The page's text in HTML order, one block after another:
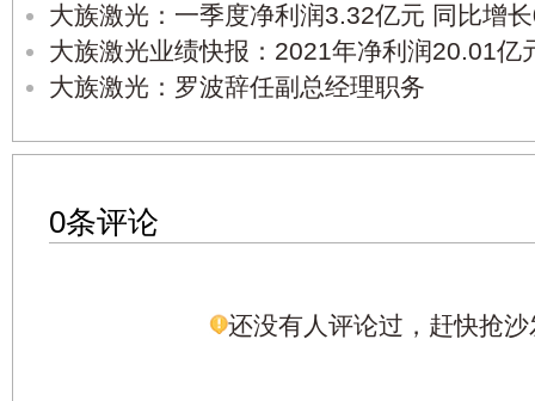
大族激光：一季度净利润3.32亿元 同比增
大族激光业绩快报：2021年净利润20.01亿
大族激光：罗波辞任副总经理职务
0条评论
还没有人评论过，赶快抢沙